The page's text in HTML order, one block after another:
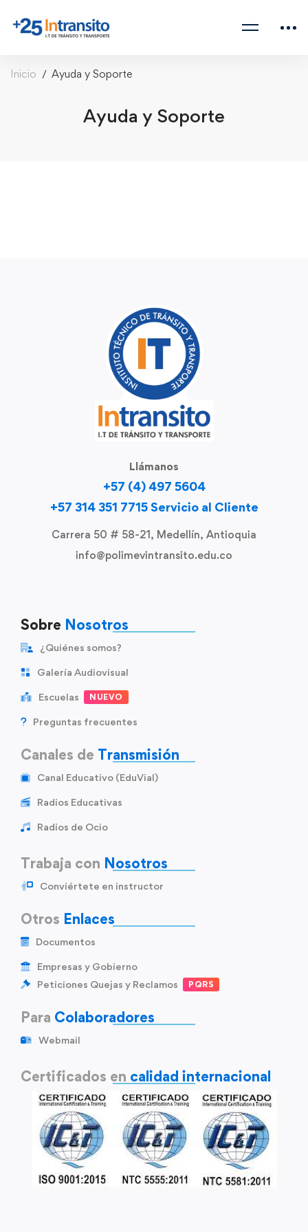
Inicio Ayuda y Soporte
Ayuda y Soporte
Llámanos
+57 (4) 497 5604
+57 314 351 7715 Servicio al Cliente
Carrera 50 # 58-21, Medellín, Antioquia
info@polimevintransito.edu.co
Sobre Nosotros
¿Quiénes somos?
Galería Audiovisual
Escuelas NUEVO
Preguntas frecuentes
Canales de Transmisión
Canal Educativo (EduVial)
Radios Educativas
Radios de Ocio
Trabaja con Nosotros
Conviértete en instructor
Otros Enlaces
Documentos
Empresas y Gobierno
Peticiones Quejas y Reclamos
PQRS
Para Colaboradores
Webmail
Certificados en calidad internacional